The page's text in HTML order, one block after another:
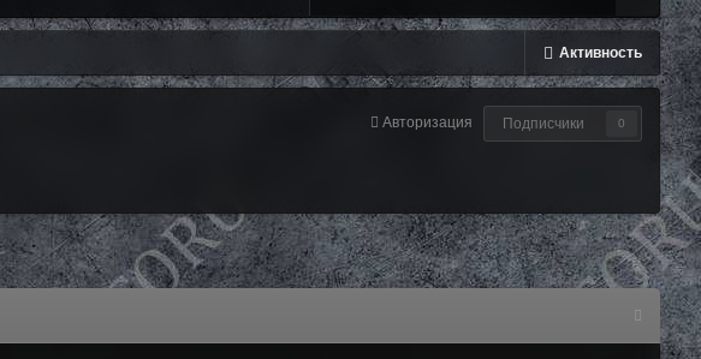
Активность
Авторизация Подписчики 0